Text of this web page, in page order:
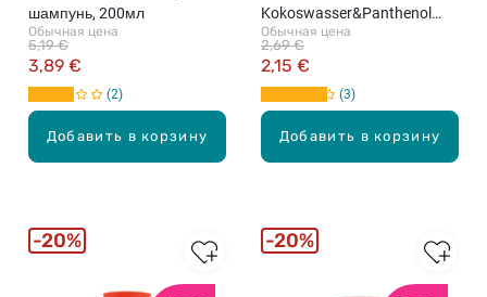
Добавить в корзину
шампунь, 200мл
Обычная цена
3,89 €
5,19 €
2
Добавить в корзину
Kokoswasser&Panthenol
увлажняющий
кондиционер для сухих,
300мл
Обычная цена
2,15 €
2,69 €
3
20% 20%